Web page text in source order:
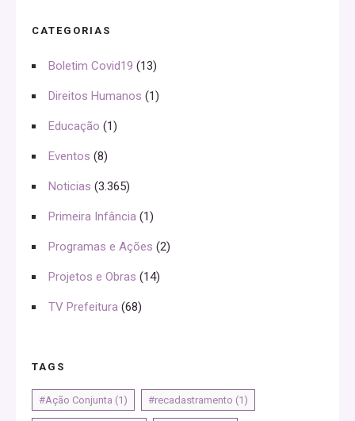
CATEGORIAS
Boletim Covid19 (13)
Direitos Humanos (1)
Educação (1)
Eventos (8)
Noticias (3.365)
Primeira Infância (1)
Programas e Ações (2)
Projetos e Obras (14)
TV Prefeitura (68)
TAGS
#Ação Conjunta (1) #recadastramento (1)